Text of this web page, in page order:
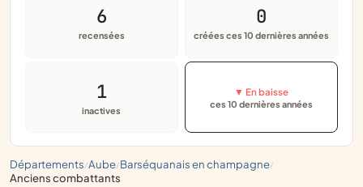
départements/ aube/ barséquanais en champagne/
anciens combattants
6
recensées
0
créées ces 10 dernières années
1
inactives
▼ En baisse
ces 10 dernières années